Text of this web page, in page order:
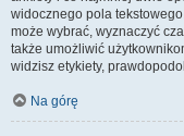
widocznego pola
może wybrać, wyznaczyć
także umożliwić
widzisz etykiety,
Na górę